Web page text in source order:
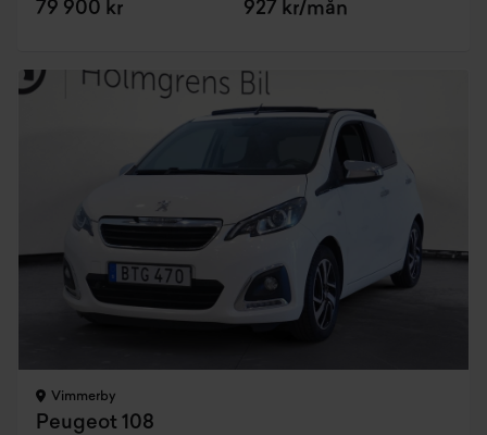
79 900 kr 927 kr/mån
Vimmerby
Peugeot 108